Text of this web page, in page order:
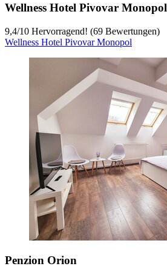
Wellness Hotel Pivovar Monopol
9,4/10 Hervorragend! (69 Bewertungen)
Wellness Hotel Pivovar Monopol
Penzion Orion